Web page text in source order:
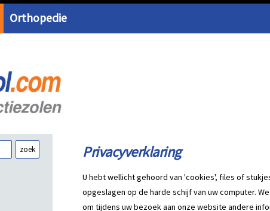
Orthopedie
Privacyverklaring
U hebt wellicht gehoord van 'cookies', files of
opgeslagen op de harde schijf van uw computer.
om tijdens uw bezoek aan onze website andere